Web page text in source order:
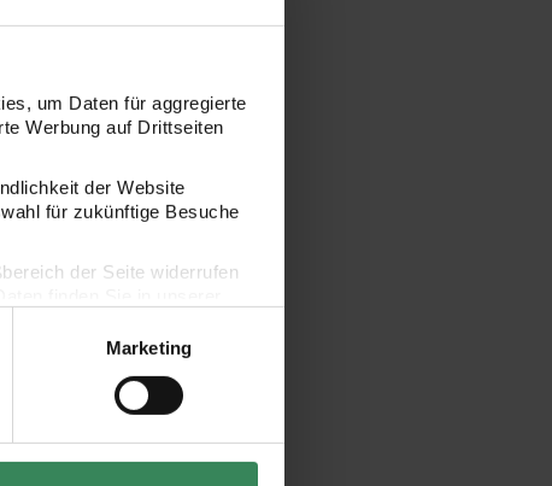
um Daten für aggregierte
Werbung auf Drittseiten
der Website
für zukünftige Besuche
der Seite widerrufen
Marketing